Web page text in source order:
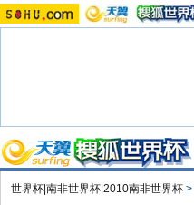
世界杯|南非世界杯|2010南非世界杯 >